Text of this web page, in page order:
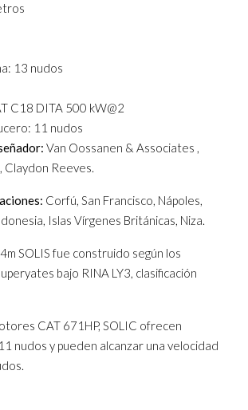
13 nudos
C18 DITA 500 kW@2
11 nudos
Van Oossanen & Associates ,
Claydon Reeves.
Corfú, San Francisco, Nápoles,
Islas Vírgenes Británicas, Niza.
SOLIS fue construido según los
bajo RINA LY3, clasificación
CAT 671HP, SOLIC ofrecen
nudos y pueden alcanzar una velocidad